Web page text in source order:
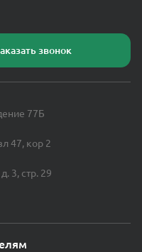
звонок
77Б
47, кор 2
3, стр. 29